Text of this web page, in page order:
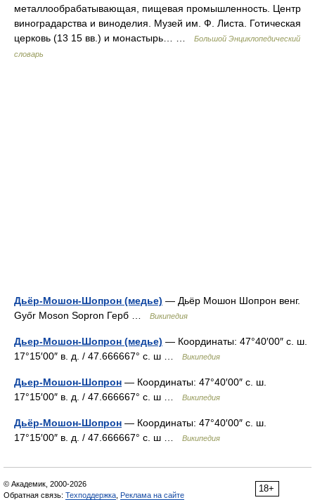
металлообрабатывающая, пищевая промышленность. Центр
виноградарства и виноделия. Музей им. Ф. Листа. Готическая
церковь (13 15 вв.) и монастырь… …
Большой Энциклопедический
словарь
Дьёр-Мошон-Шопрон (медье) — Дьёр Мошон Шопрон венг.
Győr Moson Sopron Герб …
Википедия
Дьер-Мошон-Шопрон (медье) — Координаты: 47°40′00″ с. ш.
17°15′00″ в. д. / 47.666667° с. ш …
Википедия
Дьер-Мошон-Шопрон — Координаты: 47°40′00″ с. ш.
17°15′00″ в. д. / 47.666667° с. ш …
Википедия
Дьёр-Мошон-Шопрон — Координаты: 47°40′00″ с. ш.
17°15′00″ в. д. / 47.666667° с. ш …
Википедия
18+
© Академик, 2000-2026
Обратная связь: Техподдержка Реклама на сайте